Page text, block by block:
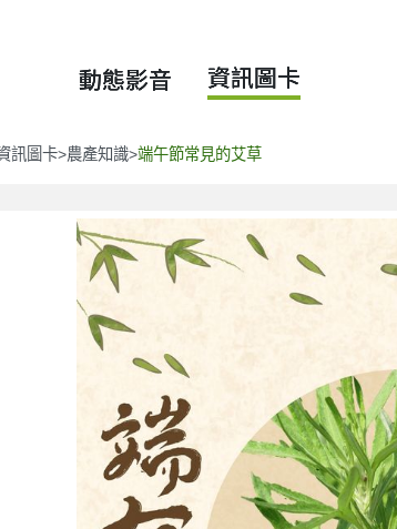
動態影音 資訊圖卡
訊圖卡>農產知識>端午節常見的艾草